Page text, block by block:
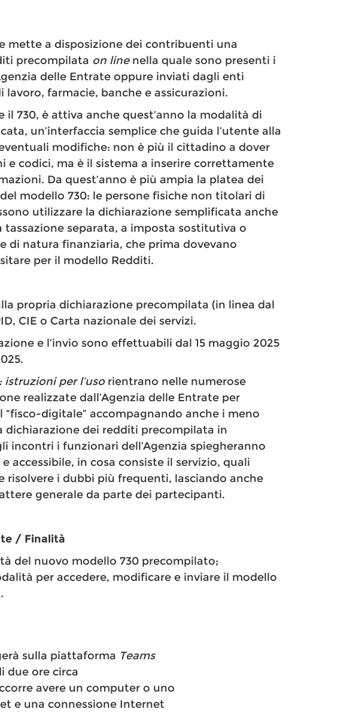
mette a disposizione dei contribuenti una
precompilata on linenella quale sono presenti i
delle Entrate oppure inviati dagli enti
farmacie, banche e assicurazioni.
il 730, è attiva anche quest’anno la modalità di
un’interfaccia semplice che guida l’utente alla
modifiche: non è più il cittadino a dover
e codici, ma è il sistema a inserire correttamente
Da quest’anno è più ampia la platea dei
modello 730: le persone fisiche non titolari di
utilizzare la dichiarazione semplificata anche
separata, a imposta sostitutiva o
di natura finanziaria, che prima dovevano
per il modello Redditi.
propria dichiarazione precompilata (in linea dal
CIE o Carta nazionale dei servizi.
e l’invio sono effettuabili dal 15 maggio 2025
istruzioni per l’usorientrano nelle numerose
realizzate dall’Agenzia delle Entrate per
digitale” accompagnando anche i meno
dichiarazione dei redditi precompilata in
incontri i funzionari dell’Agenzia spiegheranno
accessibile, in cosa consiste il servizio, quali
risolvere i dubbi più frequenti, lasciando anche
generale da parte dei partecipanti.
/ Finalità
del nuovo modello 730 precompilato;
per accedere, modificare e inviare il modello
sulla piattaforma Teams
due ore circa
avere un computer o uno
e una connessione Internet